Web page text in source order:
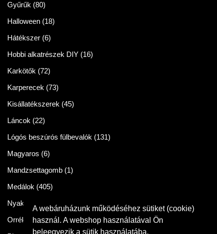
Gyűrűk (80)
Halloween (18)
Hátékszer (6)
Hobbi alkatrészek DIY (16)
Karkötők (72)
Karperecek (73)
Kisállatékszerek (45)
Láncok (22)
Lógós beszúrós fülbevalók (131)
Magyaros (6)
Mandzsettagomb (1)
Medálok (405)
Nyakláncok
(86)
Orrékszer (2)
A webáruházunk működéséhez sütiket (cookie)
használ. A webshop használatával Ön
beleegyezik a sütik használatába.